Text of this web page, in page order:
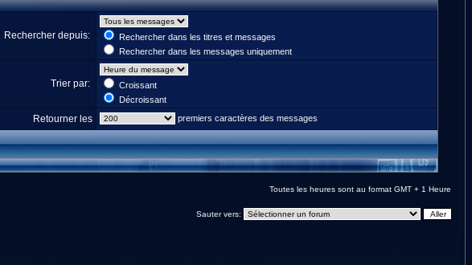
Rechercher depuis:
Rechercher dans les titres et messages
Rechercher dans les messages uniquement
Trier par:
Croissant
Décroissant
Retourner les premiers caractères des messages
Toutes les heures sont au format GMT + 1 Heure
Sauter vers: